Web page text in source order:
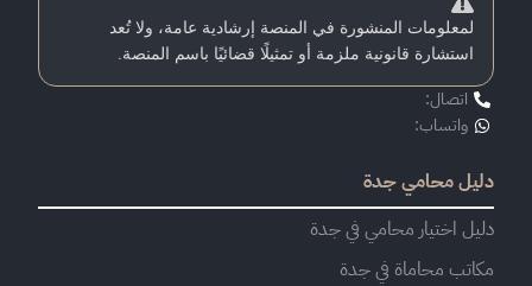
لمعلومات المنشورة في المنصة إرشادية عامة، ولا تُعد
استشارة قانونية ملزمة أو تمثيلًا قضائيًا باسم المنصة.
اتصال:
واتساب:
دليل محامي جدة
دليل اختيار محامي في جدة
مكاتب محاماة في جدة